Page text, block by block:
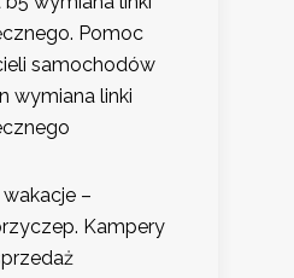
Pomoc
samochodów
wymiana linki
–
Kampery